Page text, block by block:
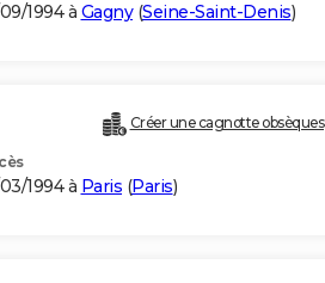
1994 à Gagny(Seine-Saint-Denis)
Créer une cagnotte obsèques
1994 à Paris (Paris)